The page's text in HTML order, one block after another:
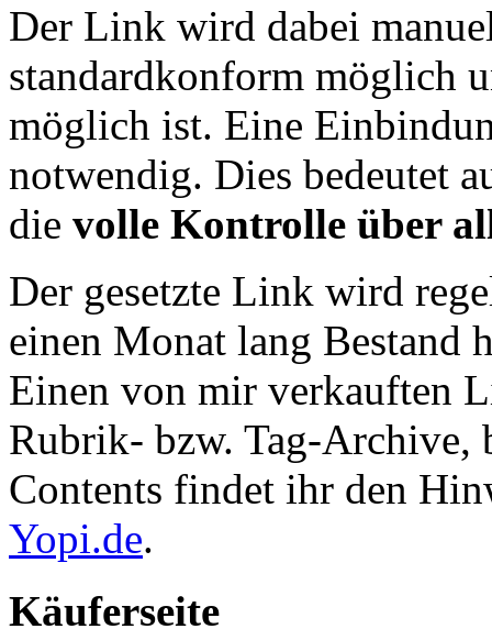
Der Link wird dabei
standardkonform möglich
möglich ist. Eine
notwendig. Dies bedeutet
die volle Kontrolle über
Der gesetzte Link wird
einen Monat lang Bestand
Einen von mir verkauften
Rubrik- bzw. Tag-Archive,
Contents findet ihr den
Yopi.de.
Käuferseite